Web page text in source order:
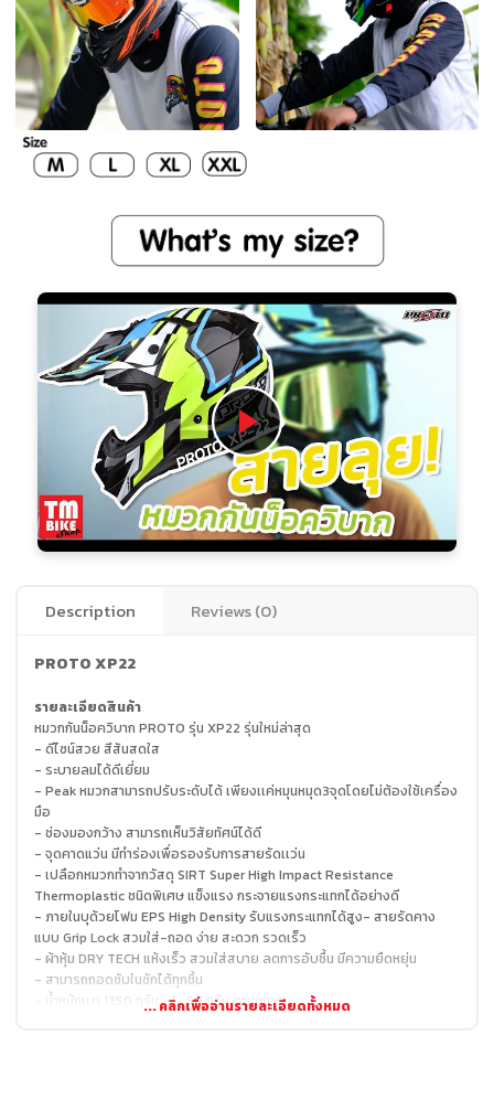
Description Reviews (0)
PROTO XP22
รายละเอียดสินค้า
หมวกกันน็อควิบาก PROTO รุ่น XP22 รุ่นใหม่ล่าสุด
- ดีไซน์สวย สีสันสดใส
- ระบายลมได้ดีเยี่ยม
- Peak หมวกสามารถปรับระดับได้ เพียงเเค่หมุนหมุด3จุดโดยไม่ต้องใช้เครื่อง
มือ
- ช่องมองกว้าง สามารถเห็นวิสัยทัศน์ได้ดี
- จุดคาดแว่น มีทำร่องเพื่อรองรับการสายรัดเเว่น
- เปลือกหมวกทำจากวัสดุ SIRT Super High Impact Resistance
Thermoplastic ชนิดพิเศษ แข็งแรง กระจายแรงกระแทกได้อย่างดี
- ภายในบุด้วยโฟม EPS High Density รับแรงกระแทกได้สูง- สายรัดคาง
แบบ Grip Lock สวมใส่-ถอด ง่าย สะดวก รวดเร็ว
- ผ้าหุ้ม DRY TECH แห้งเร็ว สวมใส่สบาย ลดการอับชื้น มีความยืดหยุ่น
- สามารถถอดซับในซักได้ทุกชิ้น
- น้ำหนักเบา 1350 กรัม +/- 50 กรัม ตามขนาด